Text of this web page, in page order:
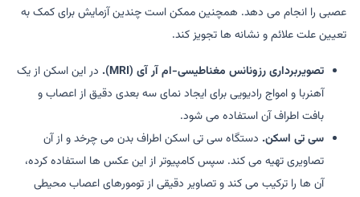
عصبی را انجام می دهد. همچنین ممکن است چندین آزمایش برای کمک به
تعیین علت علائم و نشانه ها تجویز کند.
تصویربرداری رزونانس مغناطیسی-ام آر آی (MRI).
در این اسکن از یک
آهنربا و امواج رادیویی برای ایجاد نمای سه بعدی دقیق از اعصاب و
بافت اطراف آن استفاده می شود.
سی تی اسکن. دستگاه سی تی اسکن اطراف بدن می چرخد و از آن
تصاویری تهیه می کند. سپس کامپیوتر از این عکس ها استفاده کرده،
آن ها را ترکیب می کند و تصاویر دقیقی از تومورهای اعصاب محیطی